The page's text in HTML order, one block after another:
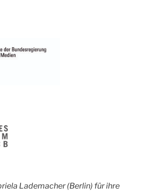
Lademacher (Berlin) für ihre